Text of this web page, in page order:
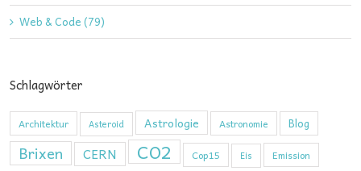
Web & Code (79)
Schlagwörter
Architektur Asteroid Astrologie Astronomie Blog
Brixen CERN CO2 Cop15 Eis
Emission